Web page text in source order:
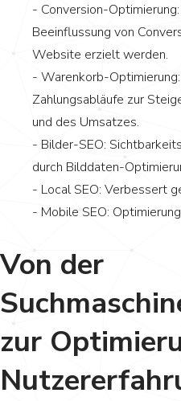
- Conversion-
Beeinflussung von
Website erzielt werden.
- Warenkorb-
Zahlungsabläufe zur
und des Umsatzes.
- Bilder-SEO:
durch Bilddaten-
- Local SEO: Verbessert
- Mobile SEO:
Von der
zur